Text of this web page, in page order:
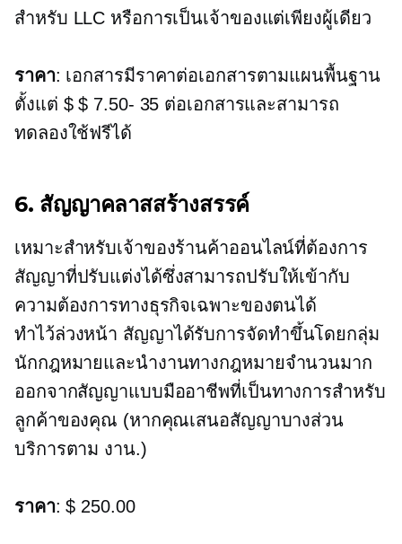
สำหรับ LLC หรือการเป็นเจ้าของแต่เพียงผู้เดียว
ราคา: เอกสารมีราคาต่อเอกสารตามแผนพื้นฐาน
ตั้งแต่ $ $ 7.50- 35 ต่อเอกสารและสามารถ
ทดลองใช้ฟรีได้
6. สัญญาคลาสสร้างสรรค์
เหมาะสำหรับเจ้าของร้านค้าออนไลน์ที่ต้องการ
สัญญาที่ปรับแต่งได้ซึ่งสามารถปรับให้เข้ากับ
ความต้องการทางธุรกิจเฉพาะของตนได้
ทำไว้ล่วงหน้า สัญญาได้รับการจัดทำขึ้นโดยกลุ่ม
นักกฎหมายและนำงานทางกฎหมายจำนวนมาก
ออกจากสัญญาแบบมืออาชีพที่เป็นทางการสำหรับ
ลูกค้าของคุณ (หากคุณเสนอสัญญาบางส่วน
บริการตาม งาน.)
ราคา: $ 250.00